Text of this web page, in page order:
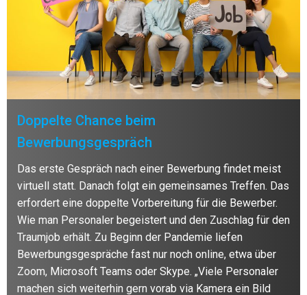
Doppelte Chance beim
Bewerbungsgespräch
Das erste Gespräch nach einer Bewerbung findet meist
virtuell statt. Danach folgt ein gemeinsames Treffen. Das
erfordert eine doppelte Vorbereitung für die Bewerber.
Wie man Personaler begeistert und den Zuschlag für den
Traumjob erhält. Zu Beginn der Pandemie liefen
Bewerbungsgespräche fast nur noch online, etwa über
Zoom, Microsoft Teams oder Skype. „Viele Personaler
machen sich weiterhin gern vorab via Kamera ein Bild